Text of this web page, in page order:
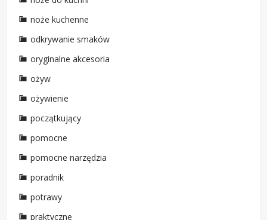
noże kuchenne
odkrywanie smaków
oryginalne akcesoria
ożyw
ożywienie
początkujący
pomocne
pomocne narzędzia
poradnik
potrawy
praktyczne